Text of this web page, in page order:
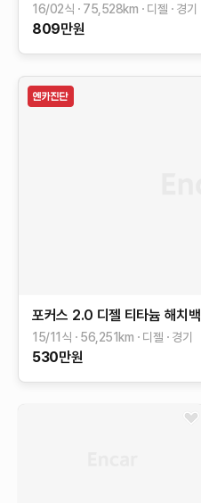
16/02식 75,528km 디젤 경기
809만원
포커스 2.0 디젤 티타늄 해치백
15/11식 56,251km 디젤 경기
530만원